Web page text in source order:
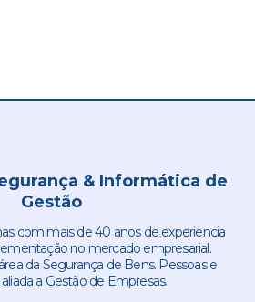
& Informática de
Gestão
com mais de 40 anos de experiencia
no mercado empresarial.
da Segurança de Bens. Pessoas e
a Gestão de Empresas.